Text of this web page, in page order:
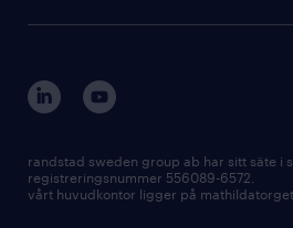
randstad sweden group ab har sitt säte i
registreringsnummer 556089-6572.
vårt huvudkontor ligger på mathildatorget